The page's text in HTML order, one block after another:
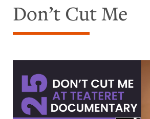
Don’t Cut Me